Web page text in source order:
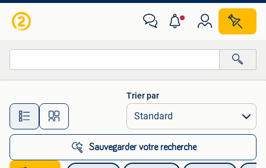
Toutes les distances…
Trier par
Sauvegarder votre recherche